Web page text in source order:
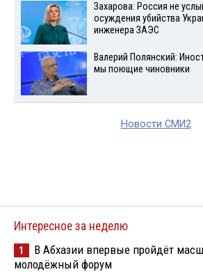
Захарова: Россия не
осуждения убийства
инженера ЗАЭС
Валерий Полянский:
мы поющие чиновники
Новости СМИ2
Интересное за неделю
1
В Абхазии впервые пройдёт
молодёжный форум